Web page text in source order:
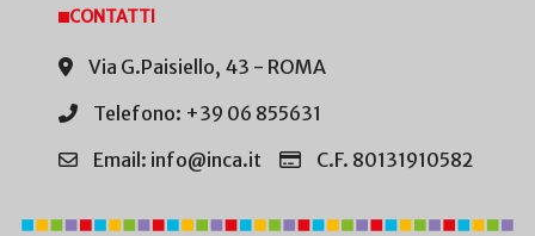
CONTATTI
Via G.Paisiello, 43 - ROMA
Telefono: +39 06 855631
Email: info@inca.it
C.F. 80131910582